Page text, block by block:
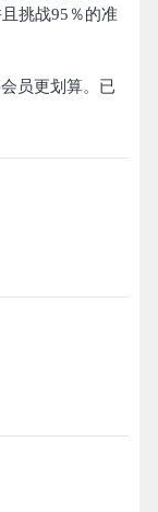
挑战95％的准
员更划算。已